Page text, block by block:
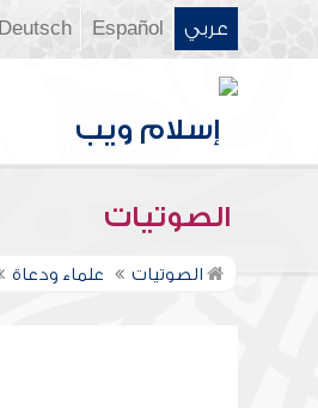
عربي Español
Deutsch
الصوتيات
الصوتيات علماء ودعاة